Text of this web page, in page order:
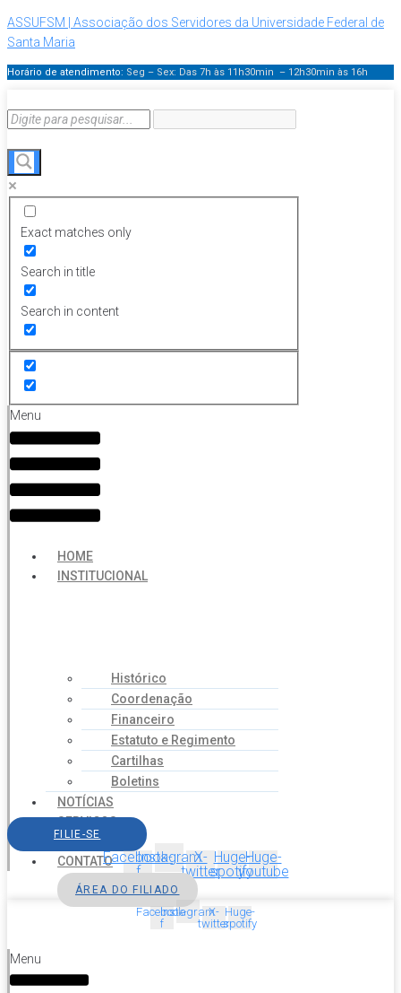
ASSUFSM | Associação dos Servidores da Universidade Federal de
Santa Maria
Horário de atendimento: Seg – Sex: Das 7h às 11h30min – 12h30min às 16h
Exact matches only
Search in title
Search in content
Menu
HOME
INSTITUCIONAL
Histórico
Coordenação
Financeiro
Estatuto e Regimento
Cartilhas
Boletins
NOTÍCIAS
SERVIÇOS
AGENDA
CONTATO
FILIE-SE
Facebook-
f
InstagramX-
twitter
Huge-
spotify
Huge-
youtube
ÁREA DO FILIADO
Facebook-
f
InstagramX-
twitter
Huge-
spotify
Menu